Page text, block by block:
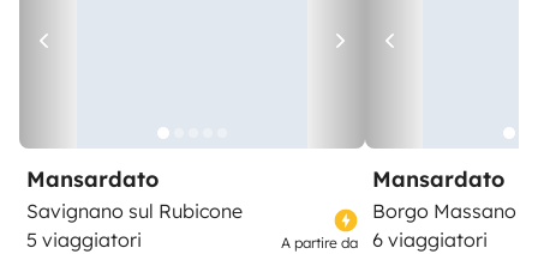
Mansardato
Savignano sul Rubicone
5 viaggiatori
A partire da
Mansardato
Borgo Massano
6 viaggiatori